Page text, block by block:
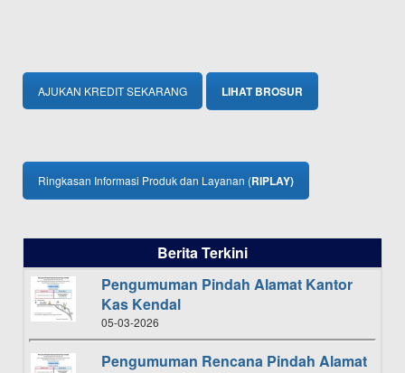
AJUKAN KREDIT SEKARANG LIHAT BROSUR
Ringkasan Informasi Produk dan Layanan (RIPLAY)
Berita Terkini
Pengumuman Pindah Alamat Kantor
Kas Kendal
05-03-2026
Pengumuman Rencana Pindah Alamat